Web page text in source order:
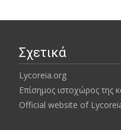
Σχετικά
Lycoreia.org
Επίσημος ιστοχώρος της
Official website of